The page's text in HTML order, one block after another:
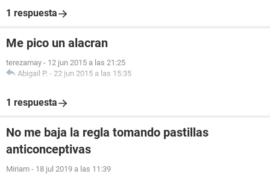
1 respuesta
Me pico un alacran
terezamay - 12 jun 2015 a las 21:25
Abigail P. - 22 jun 2015 a las 15:35
1 respuesta
No me baja la regla tomando pastillas
anticonceptivas
Miriam - 18 jul 2019 a las 11:39